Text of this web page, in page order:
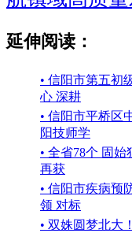
延伸阅读：
• 信阳市第五初
心 深耕
• 信阳市平桥区
阳技师学
• 全省78个 固
再获
• 信阳市疾病预
领 对标
• 双姝圆梦北大